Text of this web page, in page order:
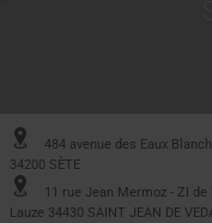
484 avenue des Eaux
34200 SÈTE
11 rue Jean Mermoz - ZI de
Lauze 34430 SAINT JEAN DE